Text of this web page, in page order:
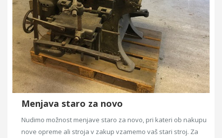
Menjava staro za novo
Nudimo možnost menjave staro za novo, pri kateri ob nakupu
nove opreme ali stroja v zakup vzamemo vaš stari stroj. Za